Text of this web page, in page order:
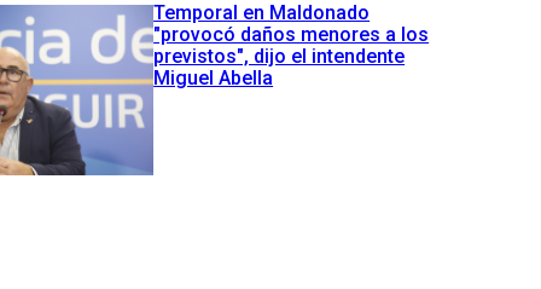
Temporal en Maldonado
"provocó daños menores a los
previstos", dijo el intendente
Miguel Abella